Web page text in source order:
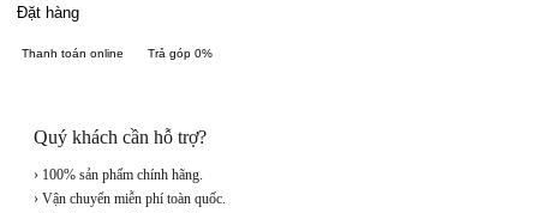
Đặt hàng
Thanh toán online Trả góp 0%
Quý khách cần hỗ trợ?
› 100% sản phẩm chính hãng.
› Vận chuyển miễn phí toàn quốc.